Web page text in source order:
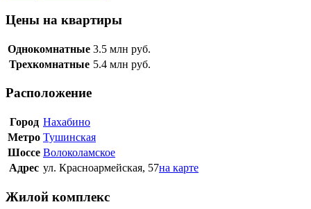
Цены на квартиры
Однокомнатные 3.5 млн руб.
Трехкомнатные 5.4 млн руб.
Расположение
Город Нахабино
Метро Тушинская
Шоссе Волоколамское
Адрес ул. Красноармейская, 57на карте
Жилой комплекс